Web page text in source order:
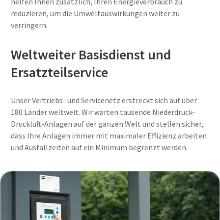
reduzieren, um die Umweltauswirkungen weiter zu
verringern.
Weltweiter Basisdienst und
Ersatzteilservice
Unser Vertriebs- und Servicenetz erstreckt sich auf über
180 Länder weltweit. Wir warten tausende Niederdruck-
Druckluft-Anlagen auf der ganzen Welt und stellen sicher,
dass Ihre Anlagen immer mit maximaler Effizienz arbeiten
und Ausfallzeiten auf ein Minimum begrenzt werden.
Absenden
Anti-Roboter-Verifizierung
Hier klicken
Absenden
Anti-Roboter-Verifizierung
Hier klicken
Absenden
Anti-Roboter-Verifizierung
Hier klicken
Absenden
Anti-Roboter-Verifizierung
Hier klicken